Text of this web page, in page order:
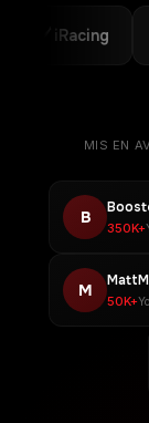
iRacing
MIS EN
B
350K+
M
50K+